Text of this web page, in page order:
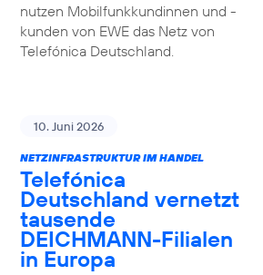
nutzen Mobilfunkkundinnen und -
kunden von EWE das Netz von
Telefónica Deutschland.
10. Juni 2026
NETZINFRASTRUKTUR IM HANDEL
Telefónica
Deutschland vernetzt
tausende
DEICHMANN-Filialen
in Europa